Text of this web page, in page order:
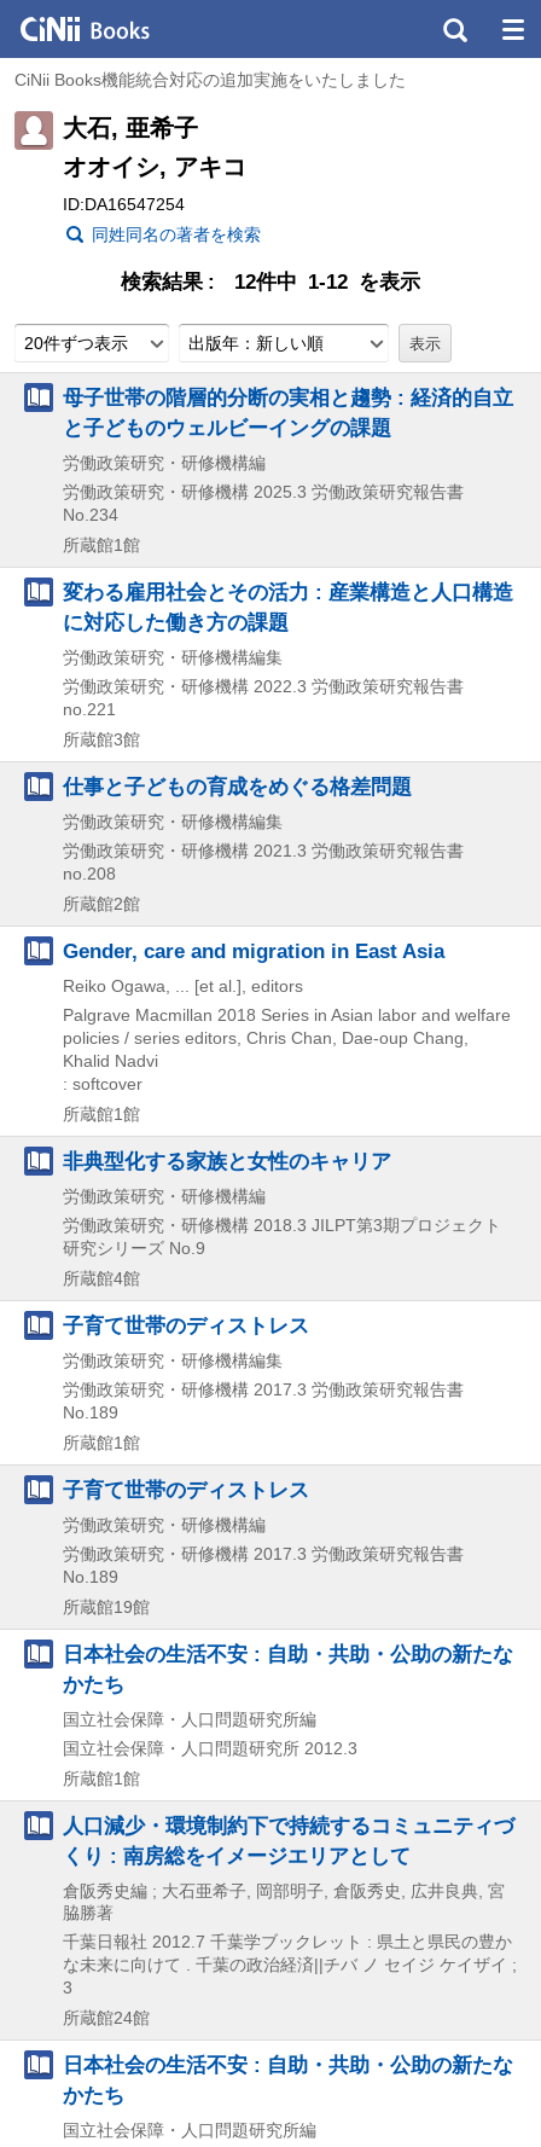
CiNii Books機能統合対応の追加実施をいたしました
大石, 亜希子
オオイシ, アキコ
ID:DA16547254
同姓同名の著者を検索
検索結果 12件中 1-12 を表示
20件ずつ表示 出版年：新しい順
母子世帯の階層的分断の実相と趨勢 : 経済的自立
と子どものウェルビーイングの課題
労働政策研究・研修機構編
労働政策研究・研修機構 2025.3 労働政策研究報告書
No.234
所蔵館1館
変わる雇用社会とその活力 : 産業構造と人口構造
に対応した働き方の課題
労働政策研究・研修機構編集
労働政策研究・研修機構 2022.3 労働政策研究報告書
no.221
所蔵館3館
仕事と子どもの育成をめぐる格差問題
労働政策研究・研修機構編集
労働政策研究・研修機構 2021.3 労働政策研究報告書
no.208
所蔵館2館
Gender, care and migration in East Asia
Reiko Ogawa, ... [et al.], editors
Palgrave Macmillan 2018 Series in Asian labor and welfare
policies / series editors, Chris Chan,
Dae-oup Chang,
Khalid Nadvi
: softcover
所蔵館1館
非典型化する家族と女性のキャリア
労働政策研究・研修機構編
労働政策研究・研修機構 2018.3 JILPT第3期プロジェクト
研究シリーズ No.9
所蔵館4館
子育て世帯のディストレス
労働政策研究・研修機構編集
労働政策研究・研修機構 2017.3 労働政策研究報告書
No.189
所蔵館1館
子育て世帯のディストレス
労働政策研究・研修機構編
労働政策研究・研修機構 2017.3 労働政策研究報告書
No.189
所蔵館19館
日本社会の生活不安 : 自助・共助・公助の新たな
かたち
国立社会保障・人口問題研究所編
国立社会保障・人口問題研究所 2012.3
所蔵館1館
人口減少・環境制約下で持続するコミュニティづ
くり : 南房総をイメージエリアとして
倉阪秀史編 ; 大石亜希子, 岡部明子, 倉阪秀史, 広井良典, 宮
脇勝著
千葉日報社 2012.7 千葉学ブックレット : 県土と県民の豊か
な未来に向けて . 千葉の政治経済||チバ ノ セイジ ケイザイ ;
3
所蔵館24館
日本社会の生活不安 : 自助・共助・公助の新たな
かたち
国立社会保障・人口問題研究所編